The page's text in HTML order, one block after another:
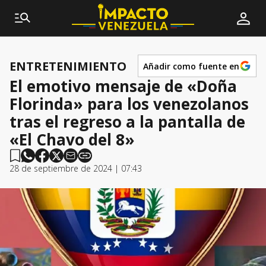
ENTRETENIMIENTO Añadir como fuente en
El emotivo mensaje de «Doña
Florinda» para los venezolanos
tras el regreso a la pantalla de
«El Chavo del 8»
28 de septiembre de 2024 | 07:43